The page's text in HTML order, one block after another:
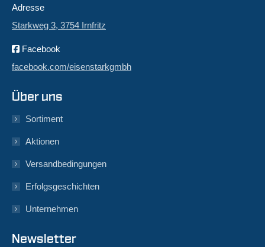
Adresse
Starkweg 3, 3754 Irnfritz
Facebook
facebook.com/eisenstarkgmbh
Über uns
Sortiment
Aktionen
Versandbedingungen
Erfolgsgeschichten
Unternehmen
Newsletter